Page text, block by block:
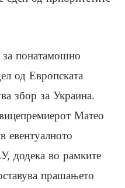
за понатамошно
од Европската
збор за Украина.
Матео
евентуалното
додека во рамките
прашањето